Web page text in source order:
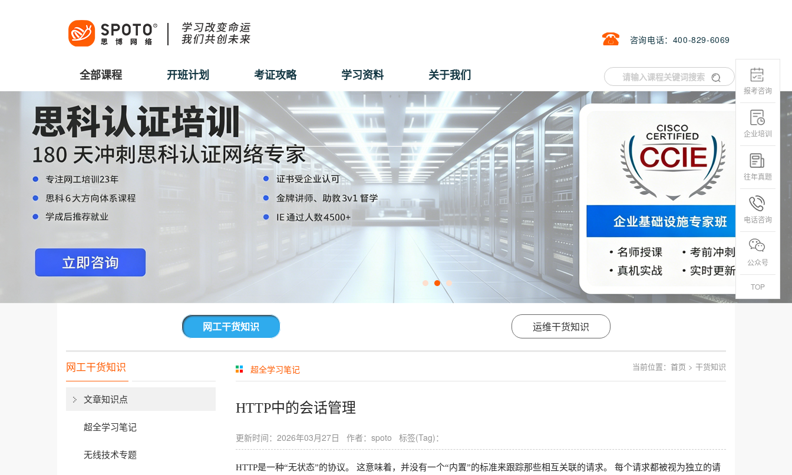
咨询电话：400-829-6069
全部课程 开班计划 考证攻略 学习资料 关于我们
网工干货知识 运维干货知识
网工干货知识
文章知识点
超全学习笔记
无线技术专题
超全学习笔记 当前位置： 首页 > 干货知识
HTTP中的会话管理
更新时间：2026年03月27日 作者：spoto 标签(Tag)：
HTTP是一种“无状态”的协议。 这意味着，并没有一个“内置”的标准来跟踪那些相互关联的请求。 每个请求都被视为独立的请
报考咨询
企业培训
往年真题
电话咨询
公众号
TOP